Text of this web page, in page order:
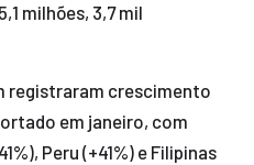
milhões, 3,7 mil
registraram crescimento
em janeiro, com
Peru (+41%) e Filipinas